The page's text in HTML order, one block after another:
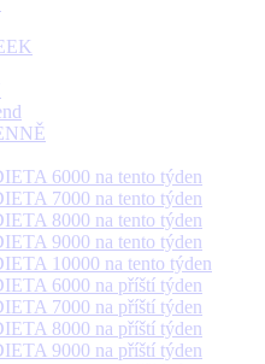
6000 na tento týden
7000 na tento týden
8000 na tento týden
9000 na tento týden
10000 na tento týden
6000 na příští týden
7000 na příští týden
8000 na příští týden
9000 na příští týden